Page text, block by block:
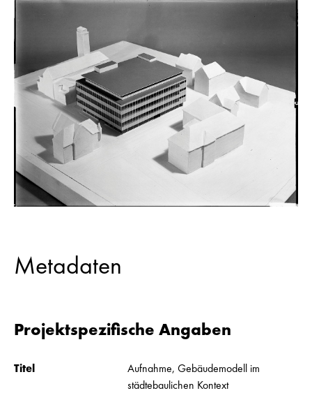
Metadaten
Projektspezifische Angaben
Titel
Aufnahme, Gebäudemodell im
städtebaulichen Kontext